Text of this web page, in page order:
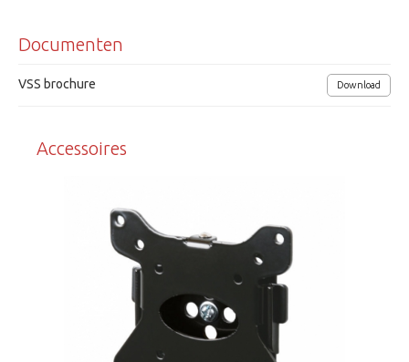
Voedingsspanning 12Vdc/ 18W.
Afmetingen (bxhxd) 556 x 334 x 46mm (excl. voet)
Documenten
VSS brochure Download
Accessoires